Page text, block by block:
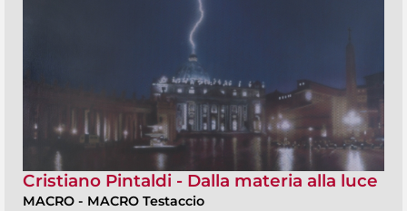
Cristiano Pintaldi - Dalla materia alla luce
MACRO - MACRO Testaccio